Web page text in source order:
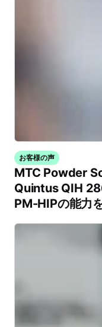
お客様の声
MTC Powder
Quintus QIH
PM-HIPの能力